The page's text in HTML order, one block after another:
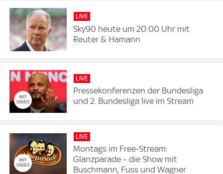
LIVE
Sky90 heute um 20:00 Uhr mit
Reuter & Hamann
LIVE
Pressekonferenzen der Bundesliga
und 2. Bundesliga live im Stream
LIVE
Montags im Free-Stream:
Glanzparade – die Show mit
Buschmann, Fuss und Wagner